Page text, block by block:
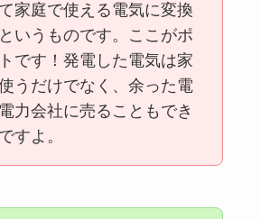
家庭で使える電気に変換
いうものです。ここがポ
です！発電した電気は家
うだけでなく、余った電
力会社に売ることもでき
すよ。